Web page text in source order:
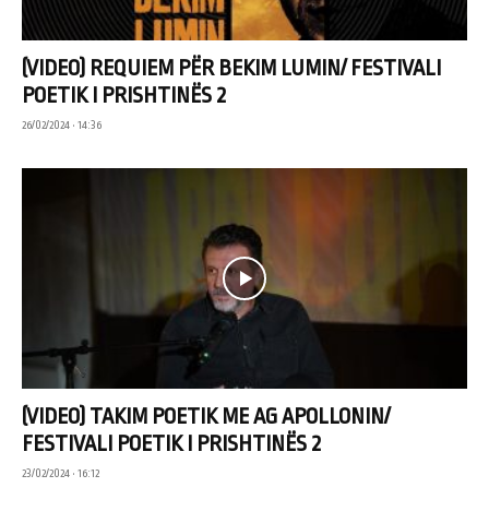
(VIDEO) REQUIEM PËR BEKIM LUMIN/ FESTIVALI
POETIK I PRISHTINËS 2
26/02/2024 • 14:36
(VIDEO) TAKIM POETIK ME AG APOLLONIN/
FESTIVALI POETIK I PRISHTINËS 2
23/02/2024 • 16:12